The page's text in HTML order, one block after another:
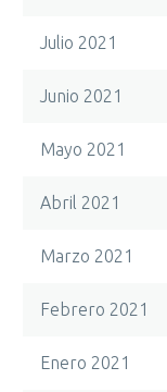
Julio 2021
Junio 2021
Mayo 2021
Abril 2021
Marzo 2021
Febrero 2021
Enero 2021